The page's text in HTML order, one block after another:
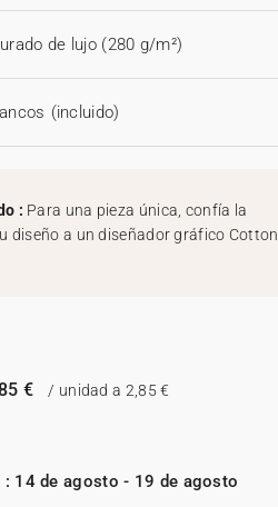
de lujo (280 g/m²)
(incluido)
: Para una pieza única, confía la
diseño a un diseñador gráfico Cotton
€ / unidad a 2,85 €
: 14 de agosto - 19 de agosto